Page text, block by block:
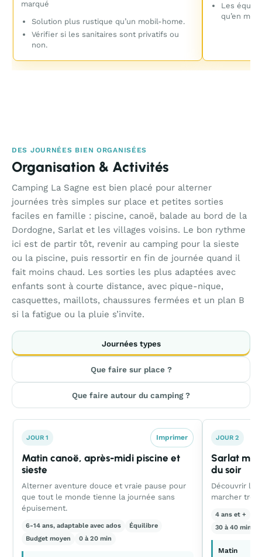
marqué
Solution plus rustique qu’un mobil-home.
Vérifier si les sanitaires sont privatifs ou
non.
Les
qu’en
DES JOURNÉES BIEN ORGANISÉES
Organisation & Activités
Camping La Sagne est bien placé pour alterner
journées très simples sur place et petites sorties
faciles en famille : piscine, canoë, balade au bord de la
Dordogne, Sarlat et les villages voisins. Le bon rythme
ici est de partir tôt, revenir au camping pour la sieste
ou la piscine, puis ressortir en fin de journée quand il
fait moins chaud. Les sorties les plus adaptées avec
enfants sont à courte distance, avec pique-nique,
casquettes, maillots, chaussures fermées et un plan B
si la fatigue ou la pluie s’invite.
Journées types
Que faire sur place ?
Que faire autour du camping ?
JOUR 1 Imprimer
Matin canoë, après-midi piscine et
sieste
Alterner aventure douce et vraie pause pour
que tout le monde tienne la journée sans
épuisement.
6-14 ans, adaptable avec ados
Équilibre
Budget moyen
0 à 20 min
JOUR 2
Sarlat
du soir
Découvrir le
marcher trop
4 ans et +
30 à 40 min
Matin